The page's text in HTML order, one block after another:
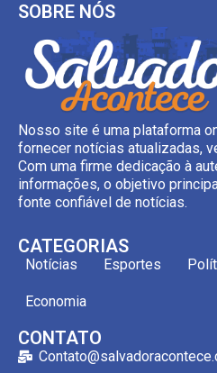
SOBRE NÓS
Nosso site é uma plataforma
fornecer notícias atualizadas,
Com uma firme dedicação à
informações, o objetivo
fonte confiável de notícias.
CATEGORIAS
Notícias Esportes
Economia
CONTATO